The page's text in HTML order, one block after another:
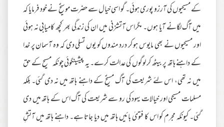
کے مسیحیوں کی آرزو پوری ہوئی۔ گو اسی خیال سے حضرت موسیحؑ نے خود فرمایا کہ
میں آگ لگانے آیا ہوں۔ مگراس آتشزنی میں ان کی زندگی بھر کچھ کامیابی نہ ہوئی
اور مسیحیوں نے بھی مایوس ہو کر درد مندوں کو یوں تسلی دی کہ وہ آسمان پر خدا
کے داہنے ہاتھ پر بیٹھ کر لوگوں کی عدالت کرے۔ یہ پیشینگوئی چونکہ مسیح کے حق
میں نہ تھی، اس لئے شریعت کی آگ مسیحؑ کے داہنے ہاتھ میں نہ دی گئی۔ بلکہ
مسلمات مسیحی اور خیالات یہود کی رو سے شریعت کی آگ اس کے ہاتھ میں دی
گئی۔ کیونکہ مجرم کو اس کا فتویٰ بائیں ہاتھ میں دیا جاتا ہے۔ داہنے ہاتھ میں آتشِ